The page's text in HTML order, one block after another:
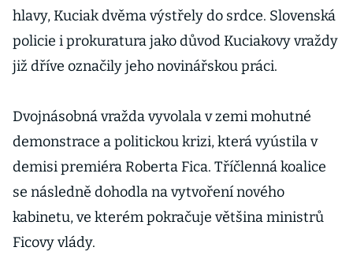
hlavy, Kuciak dvěma výstřely do srdce. Slovenská
policie i prokuratura jako důvod Kuciakovy vraždy
již dříve označily jeho novinářskou práci.
Dvojnásobná vražda vyvolala v zemi mohutné
demonstrace a politickou krizi, která vyústila v
demisi premiéra Roberta Fica. Tříčlenná koalice
se následně dohodla na vytvoření nového
kabinetu, ve kterém pokračuje většina ministrů
Ficovy vlády.